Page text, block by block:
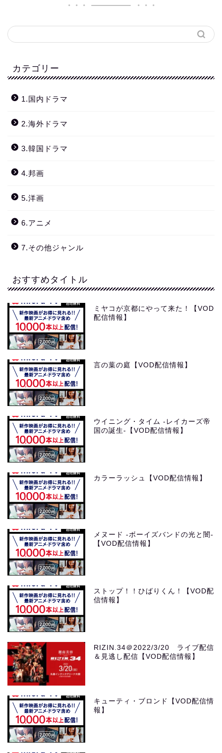
カテゴリー
1.国内ドラマ
2.海外ドラマ
3.韓国ドラマ
4.邦画
5.洋画
6.アニメ
7.その他ジャンル
おすすめタイトル
ミヤコが京都にやって来た！【VOD
配信情報】
言の葉の庭【VOD配信情報】
ウイニング・タイム -レイカーズ帝
国の誕生-【VOD配信情報】
カラーラッシュ【VOD配信情報】
メヌード -ボーイズバンドの光と闇-
【VOD配信情報】
ストップ！！ひばりくん！【VOD配
信情報】
RIZIN.34＠2022/3/20 ライブ配信
＆見逃し配信【VOD配信情報】
キューティ・ブロンド【VOD配信情
報】